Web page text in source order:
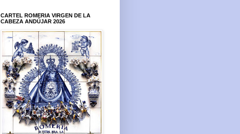
CARTEL ROMERIA VIRGEN DE LA
CABEZA ANDÚJAR 2026